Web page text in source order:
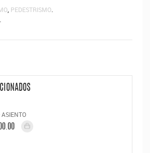
PEDESTRISMO